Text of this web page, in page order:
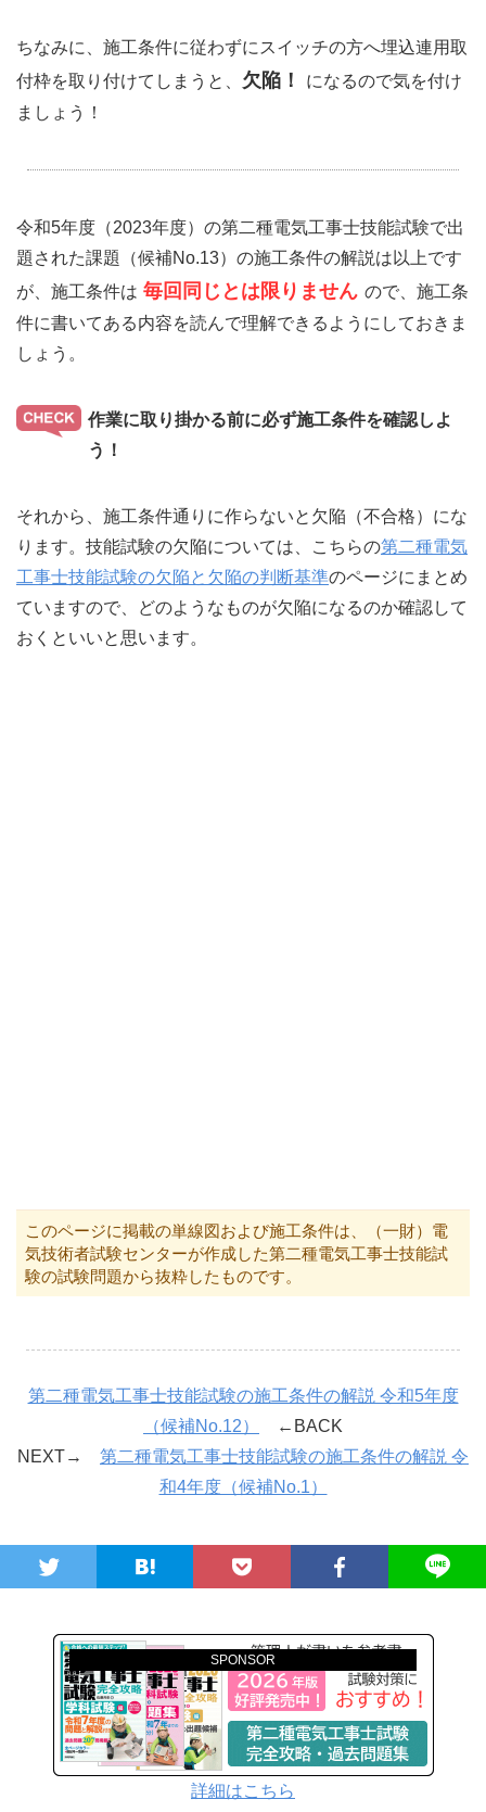
ちなみに、施工条件に従わずにスイッチの方へ埋込連用取
付枠を取り付けてしまうと、 欠陥！
になるので気を付け
ましょう！
令和5年度（2023年度）の第二種電気工事士技能試験で出
題された課題（候補No.13）の施工条件の解説は以上です
が、施工条件は 毎回同じとは限りません ので、施工条
件に書いてある内容を読んで理解できるようにしておきま
しょう。
作業に取り掛かる前に必ず施工条件を確認しよ
う！
それから、施工条件通りに作らないと欠陥（不合格）にな
ります。技能試験の欠陥については、こちらの第二種電気
工事士技能試験の欠陥と欠陥の判断基準のページにまとめ
ていますので、どのようなものが欠陥になるのか確認して
おくといいと思います。
このページに掲載の単線図および施工条件は、（一財）電
気技術者試験センターが作成した第二種電気工事士技能試
験の試験問題から抜粋したものです。
第二種電気工事士技能試験の施工条件の解説 令和5年度
（候補No.12）
←BACK
NEXT→ 第二種電気工事士技能試験の施工条件の解説 令
和4年度（候補No.1）
SPONSOR
詳細はこちら